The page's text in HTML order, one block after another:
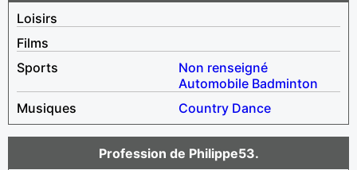
Loisirs
Films
Sports
Non renseigné
Automobile Badminton
Musiques
Country Dance
Profession de Philippe53.